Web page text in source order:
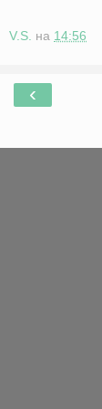
V.S. на 14:56
‹